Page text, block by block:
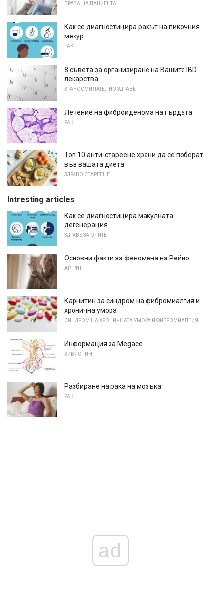
ПРАВА НА ПАЦИЕНТА
Как се диагностицира ракът на пикочния
мехур
РАК
8 съвета за организиране на Вашите IBD
лекарства
ХРАНОСМИЛАТЕЛНО ЗДРАВЕ
Лечение на фиброиденома на гърдата
РАК
Топ 10 анти-стареене храни да се поберат
във вашата диета
ЗДРАВО СТАРЕЕНЕ
Intresting articles
Как се диагностицира макулната
дегенерация
ЗДРАВЕ ЗА ОЧИТЕ
Основни факти за феномена на Рейно
АРТРИТ
Карнитин за синдром на фибромиалгия и
хронична умора
СИНДРОМ НА ХРОНИЧНАТА УМОРА И ФИБРОМИАЛГИЯ
Информация за Megace
ХИВ / СПИН
Разбиране на рака на мозъка
РАК
ad